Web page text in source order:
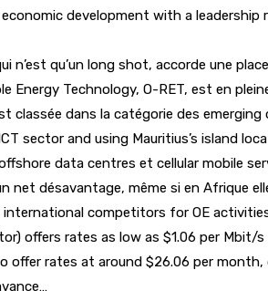
development with a leadership
n’est qu’un long shot, accorde une
Energy Technology, O-RET, est en
classée dans la catégorie des
sector and using Mauritius’s island
data centres et cellular mobile
net désavantage, même si en
competitors for OE
offers rates as low as $1.06 per
rates at around $26.06 per month,